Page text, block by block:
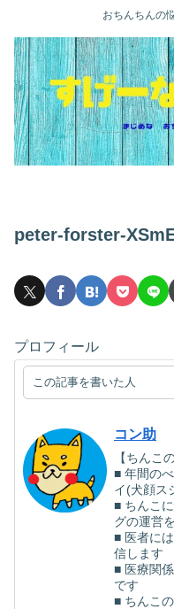
おちんちんの
peter-forster-
プロフィール
この記事を書いた人
コン助
【ちんこ
■ 年間の
イ(犬顔ス
■ ちんこ
グの運営
■ 医者に
信します
■ 医療関
です
■ ちんこ